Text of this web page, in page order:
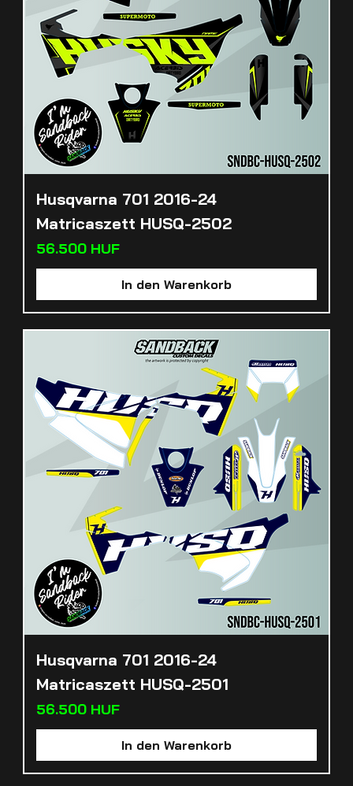
Husqvarna 701 2016-24
Matricaszett HUSQ-2502
Preis
56.500 HUF
In den Warenkorb
Husqvarna 701 2016-24
Matricaszett HUSQ-2501
Preis
56.500 HUF
In den Warenkorb